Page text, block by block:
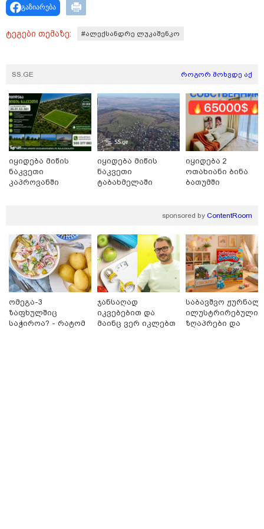
ბრალს წამიყენებს" - ცოტნე მირცხულავა
18:51 / 08-08-2026
დამარტყმევინეს, მირტყეს მუშტები" - რას ჰყვება
გაუსწორდნენ?
გაზიარება
ტეგები თემაზე: #ალექსანდრე ლუკაშენკო
SS.GE როგორ მოხვდე აქ
იყიდება მიწის
ნაკვეთი
კაპროვანში
იყიდება მიწის
ნაკვეთი
ტაბახმელაში
იყიდება 2
ოთახიანი ბინა
ბათუმში
sponsored by ContentRoom
ომეგა-3
ზაფხულშიც
საჭიროა? - რატომ
ჯანსაღად
იკვებებით და
მაინც ვერ იკლებთ
საბავშვო
ილუსტრირებული
ზღაპრები და